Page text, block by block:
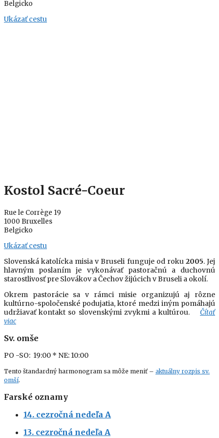
Belgicko
Ukázať cestu
Kostol Sacré-Coeur
Rue le Corrège 19
1000 Bruxelles
Belgicko
Ukázať cestu
Slovenská katolícka misia v Bruseli funguje od roku 2005. Jej
hlavným poslaním je vykonávať pastoračnú a duchovnú
starostlivosť pre Slovákov a Čechov žijúcich v Bruseli a okolí.
Okrem pastorácie sa v rámci misie organizujú aj rôzne
kultúrno-spoločenské podujatia, ktoré medzi iným pomáhajú
udržiavať kontakt so slovenskými zvykmi a kultúrou. Čítať
viac
Sv. omše
PO -SO: 19:00 * NE: 10:00
Tento štandardný harmonogram sa môže meniť – aktuálny rozpis sv.
omší.
Farské oznamy
14. cezročná nedeľa A
13. cezročná nedeľa A